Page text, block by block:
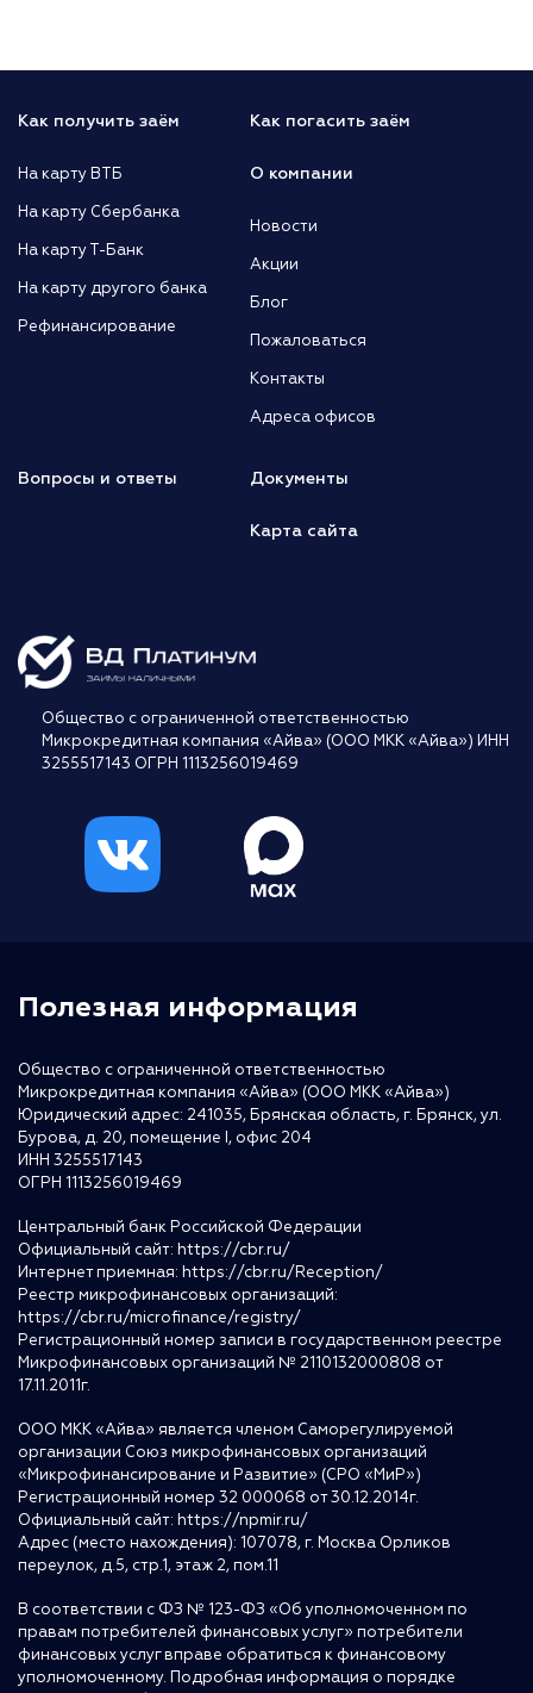
Как получить заём
На карту ВТБ
На карту Сбербанка
На карту Т-Банк
На карту другого банка
Рефинансирование
Как погасить заём
О компании
Новости
Акции
Блог
Пожаловаться
Контакты
Адреса офисов
Вопросы и ответы Документы
Карта сайта
Общество с ограниченной ответственностью
Микрокредитная компания «Айва» (ООО МКК «Айва») ИНН
3255517143 ОГРН 1113256019469
Полезная информация
Общество с ограниченной ответственностью
Микрокредитная компания «Айва» (ООО МКК «Айва»)
Юридический адрес: 241035, Брянская область, г. Брянск, ул.
Бурова, д. 20, помещение I, офис 204
ИНН 3255517143
ОГРН 1113256019469
Центральный банк Российской Федерации
Официальный сайт: https://cbr.ru/
Интернет приемная: https://cbr.ru/Reception/
Реестр микрофинансовых организаций:
https://cbr.ru/microfinance/registry/
Регистрационный номер записи в государственном реестре
Микрофинансовых организаций № 2110132000808 от
17.11.2011г.
ООО МКК «Айва» является членом Саморегулируемой
организации Союз микрофинансовых организаций
«Микрофинансирование и Развитие» (СРО «МиР»)
Регистрационный номер 32 000068 от 30.12.2014г.
Официальный сайт: https://npmir.ru/
Адрес (место нахождения): 107078, г. Москва Орликов
переулок, д.5, стр.1, этаж 2, пом.11
В соответствии с ФЗ № 123-ФЗ «Об уполномоченном по
правам потребителей финансовых услуг» потребители
финансовых услуг вправе обратиться к финансовому
уполномоченному. Подробная информация о порядке